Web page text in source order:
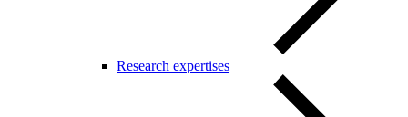
Research expertises